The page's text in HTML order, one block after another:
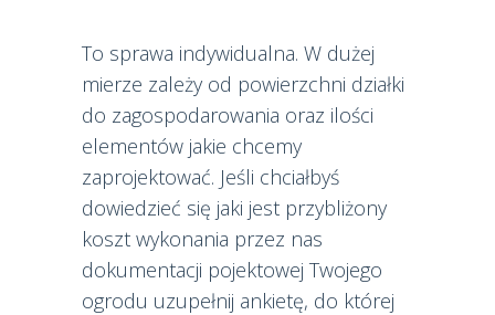
To sprawa indywidualna. W dużej
mierze zależy od powierzchni działki
do zagospodarowania oraz ilości
elementów jakie chcemy
zaprojektować. Jeśli chciałbyś
dowiedzieć się jaki jest przybliżony
koszt wykonania przez nas
dokumentacji pojektowej Twojego
ogrodu uzupełnij ankietę, do której